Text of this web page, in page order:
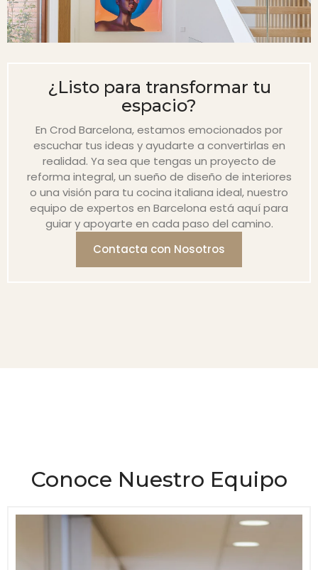
¿Listo para transformar tu
espacio?
En Crod Barcelona, estamos emocionados por
escuchar tus ideas y ayudarte a convertirlas en
realidad. Ya sea que tengas un proyecto de
reforma integral, un sueño de diseño de interiores
o una visión para tu cocina italiana ideal, nuestro
equipo de expertos en Barcelona está aquí para
guiar y apoyarte en cada paso del camino.
Contacta con Nosotros
Conoce Nuestro Equipo